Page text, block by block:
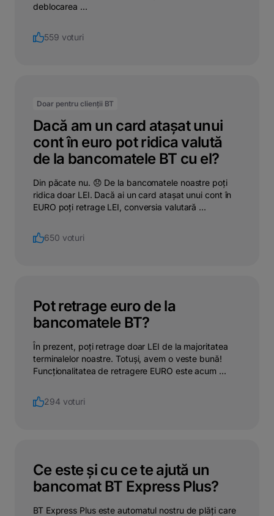
deblocarea ...
559 voturi
Doar pentru clienții BT
Dacă am un card atașat unui
cont în euro pot ridica valută
de la bancomatele BT cu el?
Din păcate nu. 😞 De la bancomatele noastre poți
ridica doar LEI. Dacă ai un card atașat unui cont în
EURO poți retrage LEI, conversia valutară ...
650 voturi
Pot retrage euro de la
bancomatele BT?
În prezent, poți retrage doar LEI de la majoritatea
terminalelor noastre. Totuși, avem o veste bună!
Funcționalitatea de retragere EURO este acum ...
294 voturi
Ce este și cu ce te ajută un
bancomat BT Express Plus?
BT Express Plus este automatul nostru de plăți care